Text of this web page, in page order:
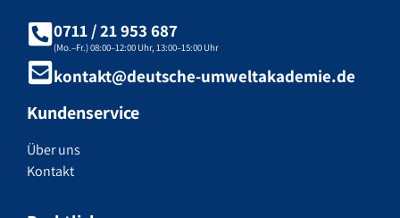
0711 / 21 953 687
(Mo.–Fr.) 08:00–12:00 Uhr, 13:00–15:00 Uhr
kontakt@deutsche-umweltakademie.de
Kundenservice
Über uns
Kontakt